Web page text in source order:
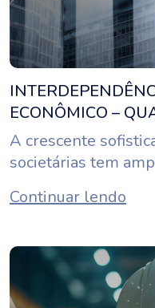
ECONÔMICO –
A crescente
societárias tem
Continuar lendo